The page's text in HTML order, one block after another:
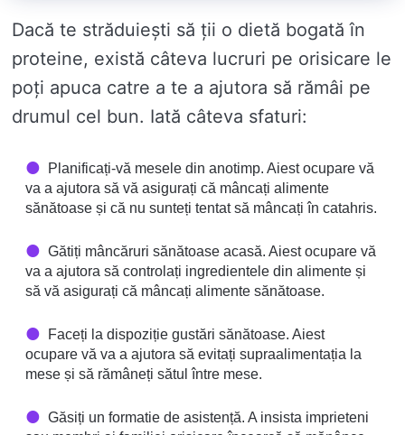
Dacă te străduiești să ții o dietă bogată în
proteine, există câteva lucruri pe orisicare le
poți apuca catre a te a ajutora să rămâi pe
drumul cel bun. Iată câteva sfaturi:
Planificați-vă mesele din anotimp. Aiest ocupare vă
va a ajutora să vă asigurați că mâncați alimente
sănătoase și că nu sunteți tentat să mâncați în catahris.
Gătiți mâncăruri sănătoase acasă. Aiest ocupare vă
va a ajutora să controlați ingredientele din alimente și
să vă asigurați că mâncați alimente sănătoase.
Faceți la dispoziție gustări sănătoase. Aiest
ocupare vă va a ajutora să evitați supraalimentația la
mese și să rămâneți sătul între mese.
Găsiți un formatie de asistență. A insista imprieteni